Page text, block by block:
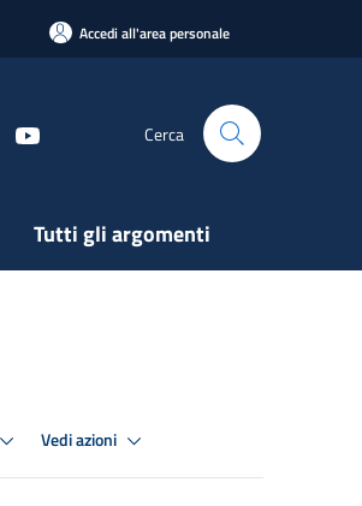
Accedi all'area personale
Cerca
Tutti gli argomenti
Vedi azioni